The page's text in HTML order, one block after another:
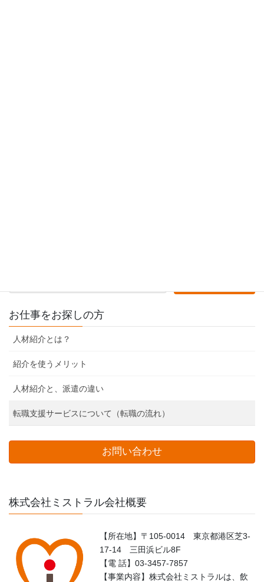
お仕事をお探しの方
人材紹介とは？
紹介を使うメリット
人材紹介と、派遣の違い
転職支援サービスについて（転職の流れ）
お問い合わせ
株式会社ミストラル会社概要
【所在地】〒105-0014 東京都港区芝3-
17-14 三田浜ビル8F
【電 話】03-3457-7857
【事業内容】株式会社ミストラルは、飲